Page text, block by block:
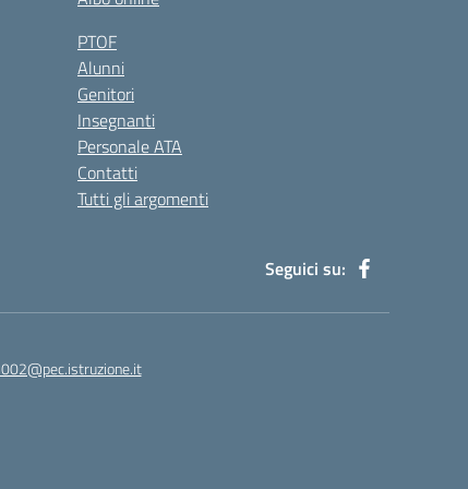
PTOF
Alunni
Genitori
Insegnanti
Personale ATA
Contatti
Tutti gli argomenti
Seguici su: